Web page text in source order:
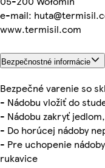
e-mail:
www.termisil.com
Bezpečnostné informácie
Bezpečné varenie so
- Nádobu vložiť do
- Nádobu zakryť
- Do horúcej nádoby
- Pre uchopenie
rukavice